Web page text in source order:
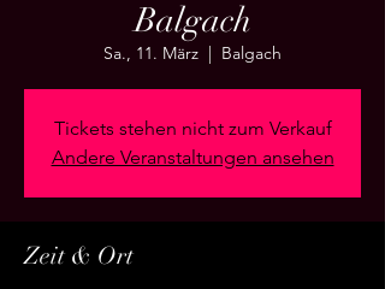
Balgach
Sa., 11. März
  |
Balgach
Tickets stehen nicht zum Verkauf
Andere Veranstaltungen ansehen
Zeit & Ort